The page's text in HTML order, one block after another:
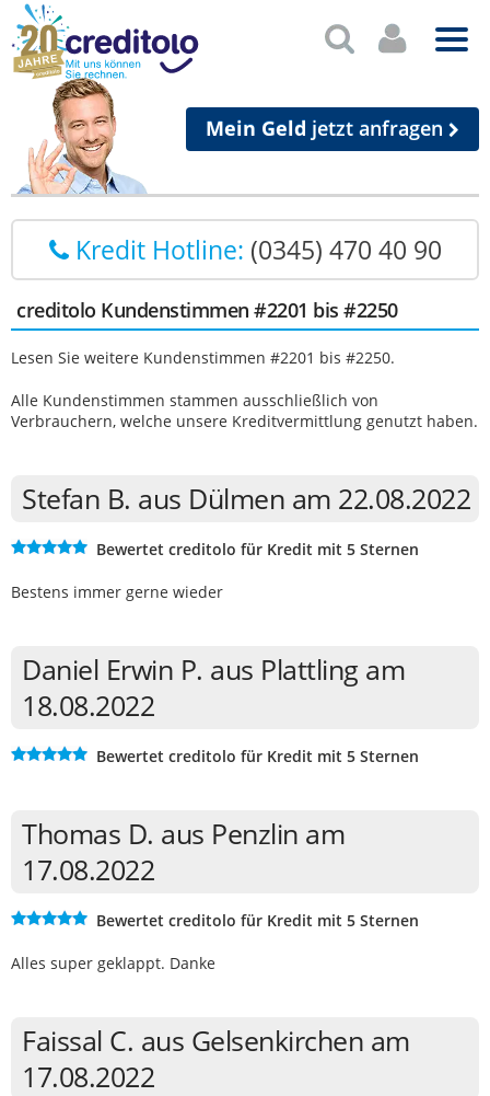
Mein Geld jetzt anfragen
Kredit Hotline: (0345) 470 40 90
creditolo Kundenstimmen #2201 bis #2250
Lesen Sie weitere Kundenstimmen #2201 bis #2250.
Alle Kundenstimmen stammen ausschließlich von
Verbrauchern, welche unsere Kreditvermittlung genutzt haben.
Stefan B. aus Dülmen am 22.08.2022
Bewertet creditolo für Kredit mit 5 Sternen
Bestens immer gerne wieder
Daniel Erwin P. aus Plattling am
18.08.2022
Bewertet creditolo für Kredit mit 5 Sternen
Thomas D. aus Penzlin am
17.08.2022
Bewertet creditolo für Kredit mit 5 Sternen
Alles super geklappt. Danke
Faissal C. aus Gelsenkirchen am
17.08.2022